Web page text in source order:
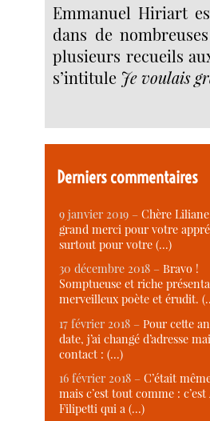
Emmanuel Hiriart
dans de
plusieurs recueils
s’intitule Je voulais
Derniers commentaires
9 janvier 2019 –Chère
grand merci pour votre
surtout pour votre (…)
30 décembre 2018 –Bravo !
Somptueuse et riche
merveilleux poète et érudit.
17 février 2018 –Pour cette
date, j’ai changé d’adresse
contact : (…)
16 février 2018 –C’était
mais c’est tout comme :
Filipetti qui a (…)